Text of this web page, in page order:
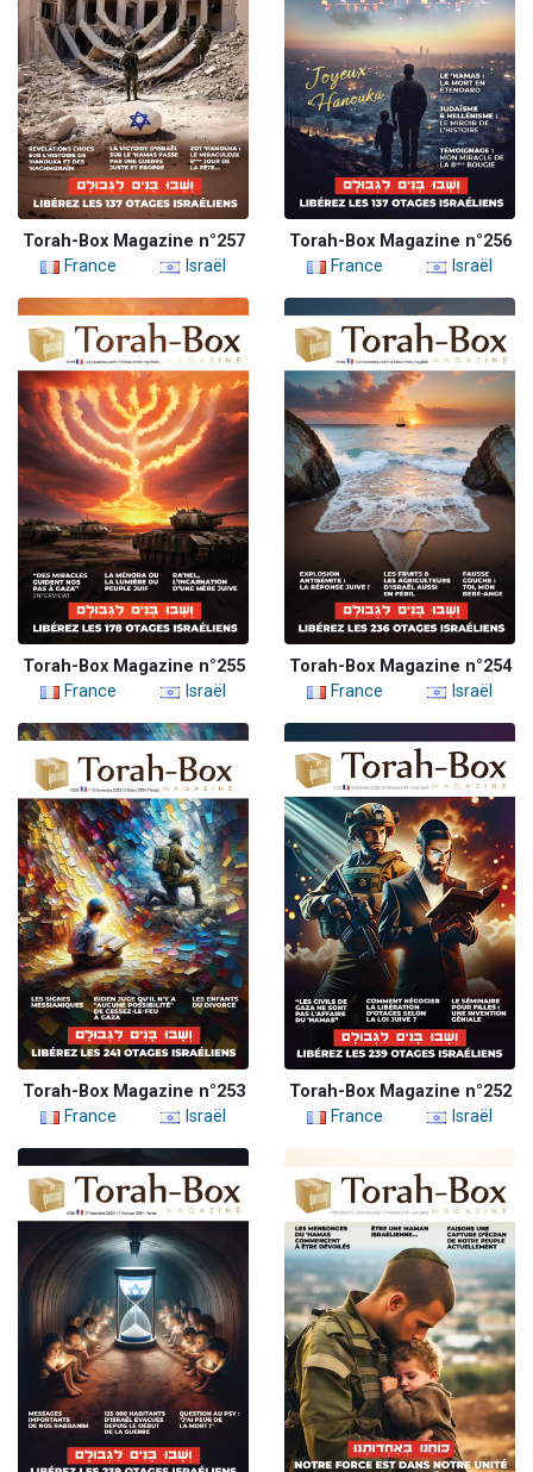
Torah-Box Magazine n°257
France
Israël
Torah-Box Magazine n°256
France
Israël
Torah-Box Magazine n°255
France
Israël
Torah-Box Magazine n°254
France
Israël
Torah-Box Magazine n°253
France
Israël
Torah-Box Magazine n°252
France
Israël